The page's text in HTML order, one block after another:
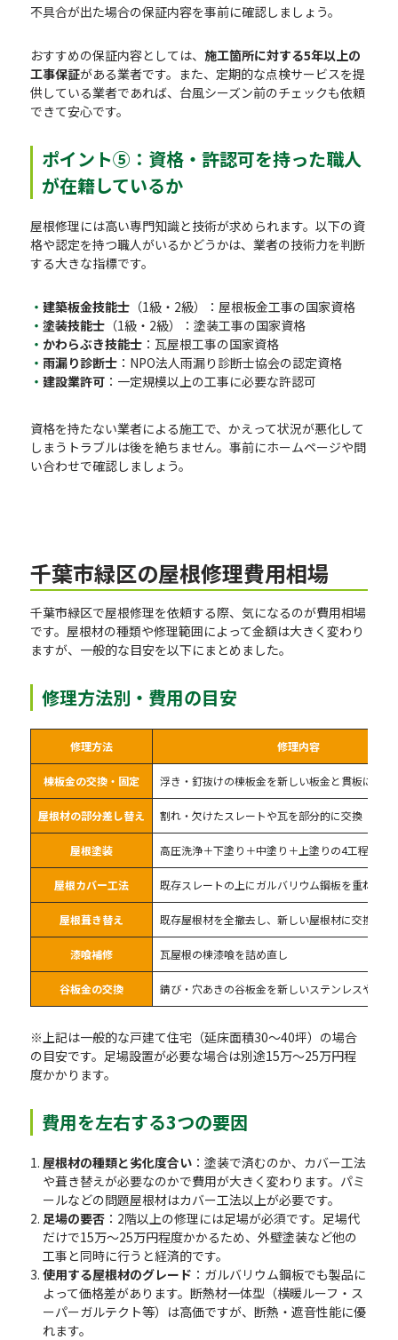
不具合が出た場合の保証内容を事前に確認しましょう。
おすすめの保証内容としては、 施工箇所に対する5年以上の
工事保証がある業者です。また、定期的な点検サービスを提
供している業者であれば、台風シーズン前のチェックも依頼
できて安心です。
ポイント⑤：資格・許認可を持った職人
が在籍しているか
屋根修理には高い専門知識と技術が求められます。以下の資
格や認定を持つ職人がいるかどうかは、業者の技術力を判断
する大きな指標です。
建築板金技能士 （1級・2級）：屋根板金工事の国家資格
塗装技能士 （1級・2級）：塗装工事の国家資格
かわらぶき技能士 ：瓦屋根工事の国家資格
雨漏り診断士 ：NPO法人雨漏り診断士協会の認定資格
建設業許可 ：一定規模以上の工事に必要な許認可
資格を持たない業者による施工で、かえって状況が悪化して
しまうトラブルは後を絶ちません。事前にホームページや問
い合わせで確認しましょう。
千葉市緑区の屋根修理費用相場
千葉市緑区で屋根修理を依頼する際、気になるのが費用相場
です。屋根材の種類や修理範囲によって金額は大きく変わり
ますが、一般的な目安を以下にまとめました。
修理方法別・費用の目安
修理方法 修理内容
棟板金の交換・固定 浮き・釘抜けの棟板金を新しい板金と貫板に交換
屋根材の部分差し替え 割れ・欠けたスレートや瓦を部分的に交換
屋根塗装 高圧洗浄＋下塗り＋中塗り＋上塗りの4工程
屋根カバー工法 既存スレートの上にガルバリウム鋼板を重ね葺き
屋根葺き替え 既存屋根材を全撤去し、新しい屋根材に交換
漆喰補修 瓦屋根の棟漆喰を詰め直し
谷板金の交換 錆び・穴あきの谷板金を新しいステンレスやガル
※上記は一般的な戸建て住宅（延床面積30〜40坪）の場合
の目安です。足場設置が必要な場合は別途15万〜25万円程
度かかります。
費用を左右する3つの要因
屋根材の種類と劣化度合い ：塗装で済むのか、カバー工法
や葺き替えが必要なのかで費用が大きく変わります。パミ
ールなどの問題屋根材はカバー工法以上が必要です。
足場の要否 ：2階以上の修理には足場が必須です。足場代
だけで15万〜25万円程度かかるため、外壁塗装など他の
工事と同時に行うと経済的です。
使用する屋根材のグレード ：ガルバリウム鋼板でも製品に
よって価格差があります。断熱材一体型（横暖ルーフ・ス
ーパーガルテクト等）は高価ですが、断熱・遮音性能に優
れます。